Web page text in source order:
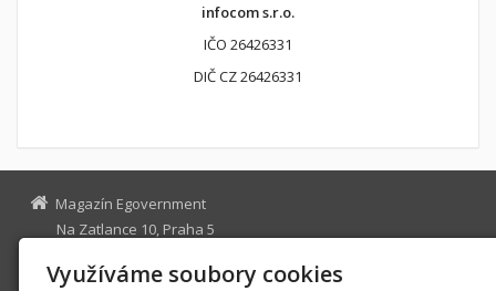
infocom s.r.o.
IČO 26426331
DIČ CZ 26426331
Magazín Egovernment
Na Zatlance 10, Praha 5
egovernment@egovernment.cz
Využíváme soubory cookies